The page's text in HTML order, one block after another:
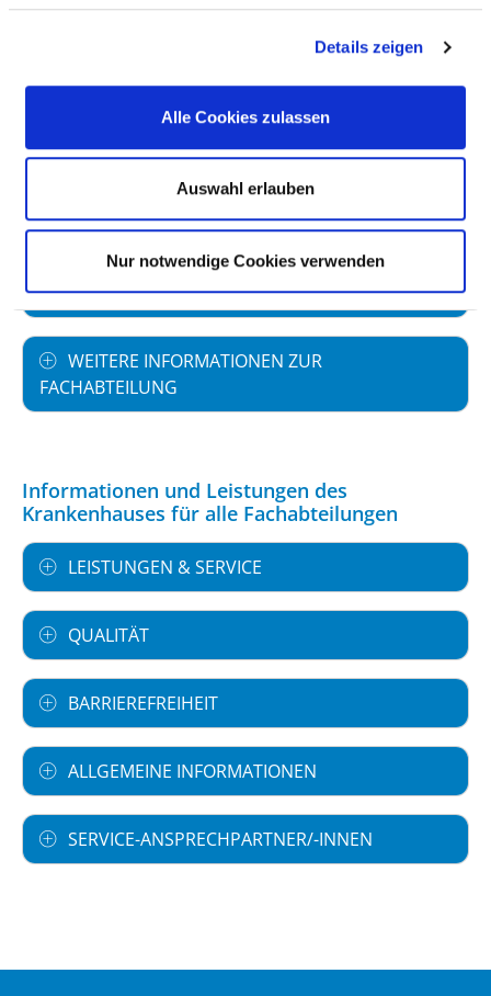
Details zeigen
Alle Cookies zulassen
Auswahl erlauben
Nur notwendige Cookies verwenden
PERSONELLE AUSSTATTUNG
FACHEXPERTISE UND WEITERBILDUNG
MEDIZINISCHES LEISTUNGSANGEBOT MIT
FALLZAHLEN
WEITERE INFORMATIONEN ZUR
FACHABTEILUNG
Informationen und Leistungen des
Krankenhauses für alle Fachabteilungen
LEISTUNGEN & SERVICE
QUALITÄT
BARRIEREFREIHEIT
ALLGEMEINE INFORMATIONEN
SERVICE-ANSPRECHPARTNER/-INNEN